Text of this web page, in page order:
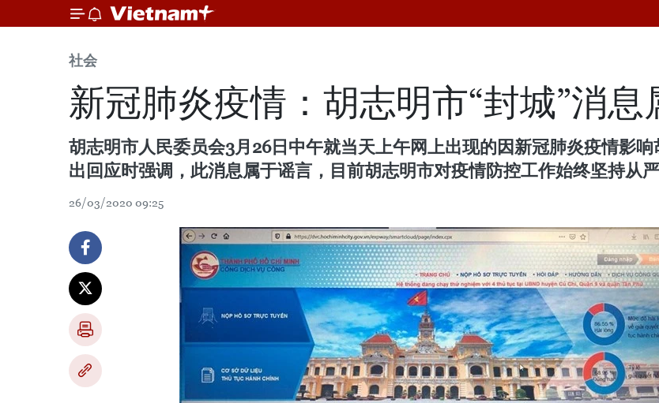
社会
新冠肺炎疫情：胡志明市“封城”消息
胡志明市人民委员会3月26日中午就当天上午网上出现的因新冠肺炎疫情影
出回应时强调，此消息属于谣言，目前胡志明市对疫情防控工作始终坚持从严
26/03/2020 09:25